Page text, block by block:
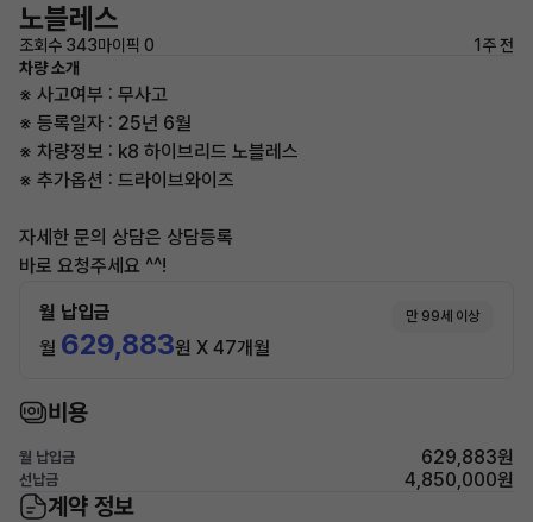
노블레스
조회수 343마이픽 0
1주 전
차량 소개
※ 사고여부 : 무사고
※ 등록일자 : 25년 6월
※ 차량정보 : k8 하이브리드 노블레스
※ 추가옵션 : 드라이브와이즈
자세한 문의 상담은 상담등록
바로 요청주세요 ^^!
월 납입금 만 99세 이상
월 629,883원 X 47개월
비용
월 납입금 629,883원
선납금 4,850,000원
계약 정보